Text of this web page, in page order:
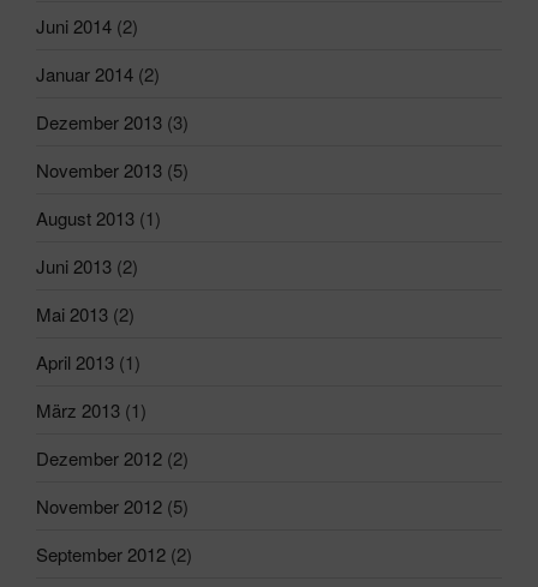
Juni 2014 (2)
Januar 2014 (2)
Dezember 2013 (3)
November 2013 (5)
August 2013 (1)
Juni 2013 (2)
Mai 2013 (2)
April 2013 (1)
März 2013 (1)
Dezember 2012 (2)
November 2012 (5)
September 2012 (2)